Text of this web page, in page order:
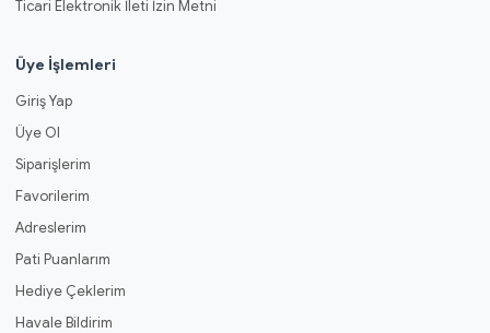
Ticari Elektronik İleti İzin Metni
Üye İşlemleri
Giriş Yap
Üye Ol
Siparişlerim
Favorilerim
Adreslerim
Pati Puanlarım
Hediye Çeklerim
Havale Bildirim